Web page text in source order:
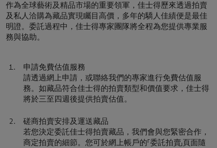
作為全球藝術及精品市場的重要領軍，佳士得歷來透過拍賣
及私人洽購為藏品實現矚目高價，多年的驕人佳績便是最佳
明證。委託過程中，佳士得專家團隊將全程為您提供專業服
務與協助。
申請免費估值服務
請透過網上申請，或聯絡我們的專家進行免費估值服
務。如藏品符合佳士得的拍賣類型和價值要求，佳士得
將於三至四週後提供拍賣估值。
磋商拍賣安排及運送藏品
若您決定委託佳士得拍賣藏品，我們會與您緊密合作，
商定拍賣的細節。您可於網上帳戶的「委託拍賣」頁面隨